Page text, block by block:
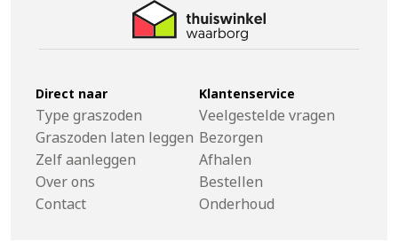
Direct naar
Type graszoden
Graszoden laten leggen
Zelf aanleggen
Over ons
Contact
Klantenservice
Veelgestelde vragen
Bezorgen
Afhalen
Bestellen
Onderhoud